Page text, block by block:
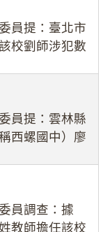
安全衛生法」
員提：臺北市
校劉師涉犯數
僅首份調查報
員提：雲林縣
西螺國中）廖
歷經該校校園
員調查：據
教師擔任該校